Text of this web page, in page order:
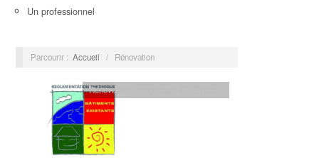
Un professionnel
Parcourir : Accueil / Rénovation
Rénovation énergétique